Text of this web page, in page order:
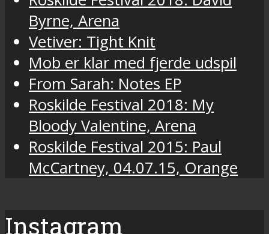
Byrne, Arena
Vetiver: Tight Knit
Mob er klar med fjerde udspil
From Sarah: Notes EP
Roskilde Festival 2018: My
Bloody Valentine, Arena
Roskilde Festival 2015: Paul
McCartney, 04.07.15, Orange
Instagram